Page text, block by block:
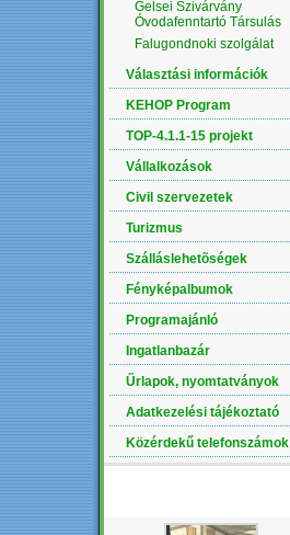
Gelsei Szivárvány
Óvodafenntartó Társulás
Falugondnoki szolgálat
Választási információk
KEHOP Program
TOP-4.1.1-15 projekt
Vállalkozások
Civil szervezetek
Turizmus
Szálláslehetõségek
Fényképalbumok
Programajánló
Ingatlanbazár
Űrlapok, nyomtatványok
Adatkezelési tájékoztató
Közérdekű telefonszámok